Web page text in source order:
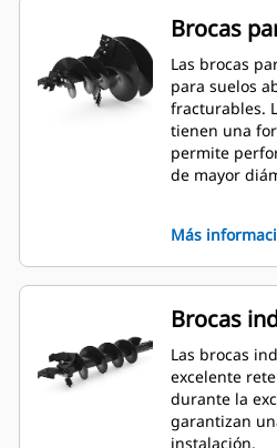
Brocas
Las brocas
para suelos
fracturables. Las brocas para árboles
tienen una
permite
de mayor
Más
Brocas
Las brocas
excelente
durante la
garantizan
instalación.